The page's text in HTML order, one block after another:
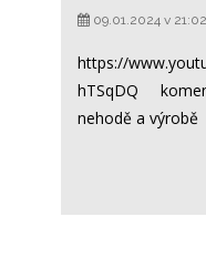
09.01.2024 v 21:02
https://
hTSqDQ
nehodě a výrobě